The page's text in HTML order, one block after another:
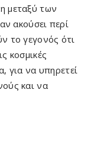
μεταξύ των
ακούσει περί
το γεγονός ότι
κοσμικές
για να υπηρετεί
και να